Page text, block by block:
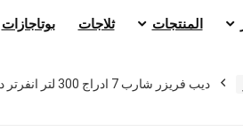
المنتجات ثلاجات بوتاجازات
ديب فريزر شارب 7 ادراج 300 لتر انفرتر ديجيتال